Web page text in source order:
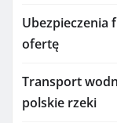
Ubezpieczenia
ofertę
Transport
polskie rzeki